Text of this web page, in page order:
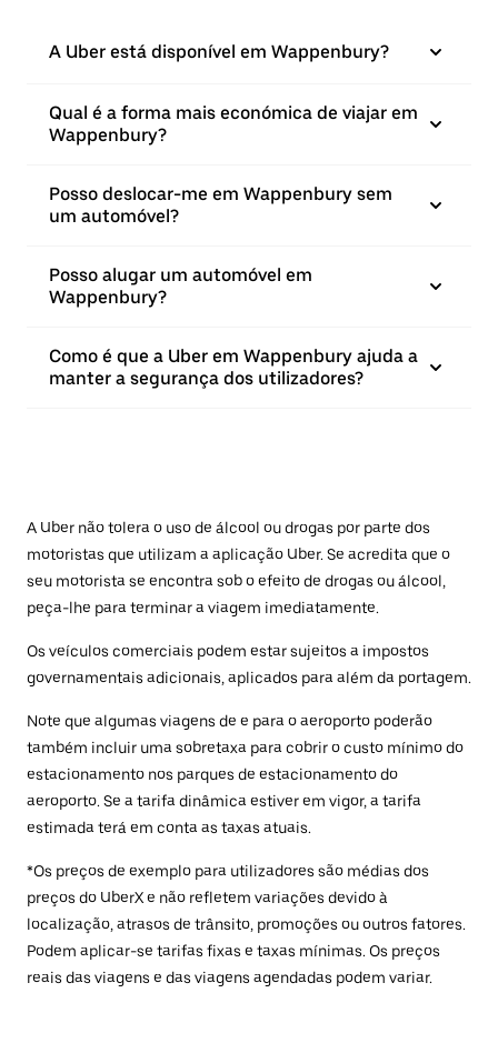
A Uber está disponível em Wappenbury?
Qual é a forma mais económica de viajar em
Wappenbury?
Posso deslocar-me em Wappenbury sem
um automóvel?
Posso alugar um automóvel em
Wappenbury?
Como é que a Uber em Wappenbury ajuda a
manter a segurança dos utilizadores?
A Uber não tolera o uso de álcool ou drogas por parte dos
motoristas que utilizam a aplicação Uber. Se acredita que o
seu motorista se encontra sob o efeito de drogas ou álcool,
peça-lhe para terminar a viagem imediatamente.
Os veículos comerciais podem estar sujeitos a impostos
governamentais adicionais, aplicados para além da portagem.
Note que algumas viagens de e para o aeroporto poderão
também incluir uma sobretaxa para cobrir o custo mínimo do
estacionamento nos parques de estacionamento do
aeroporto. Se a tarifa dinâmica estiver em vigor, a tarifa
estimada terá em conta as taxas atuais.
*Os preços de exemplo para utilizadores são médias dos
preços do UberX e não refletem variações devido à
localização, atrasos de trânsito, promoções ou outros fatores.
Podem aplicar-se tarifas fixas e taxas mínimas. Os preços
reais das viagens e das viagens agendadas podem variar.